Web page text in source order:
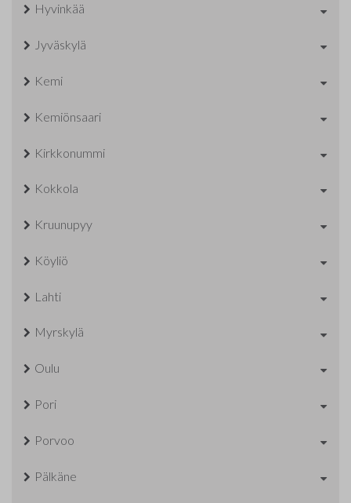
Hyvinkää
Jyväskylä
Kemi
Kemiönsaari
Kirkkonummi
Kokkola
Kruunupyy
Köyliö
Lahti
Myrskylä
Oulu
Pori
Porvoo
Pälkäne